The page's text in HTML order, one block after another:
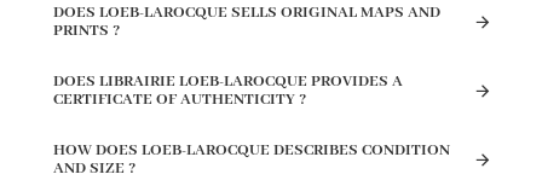
DOES LOEB-LAROCQUE SELLS ORIGINAL MAPS AND
PRINTS ?
DOES LIBRAIRIE LOEB-LAROCQUE PROVIDES A
CERTIFICATE OF AUTHENTICITY ?
HOW DOES LOEB-LAROCQUE DESCRIBES CONDITION
AND SIZE ?